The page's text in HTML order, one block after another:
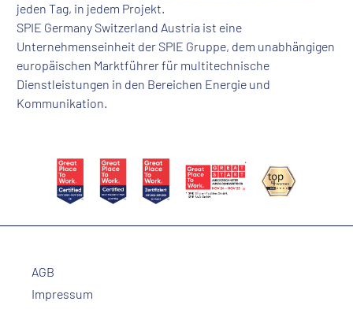
jeden Tag, in jedem Projekt.
SPIE Germany Switzerland Austria ist eine
Unternehmenseinheit der SPIE Gruppe, dem unabhängigen
europäischen Marktführer für multitechnische
Dienstleistungen in den Bereichen Energie und
Kommunikation.
AGB
Impressum